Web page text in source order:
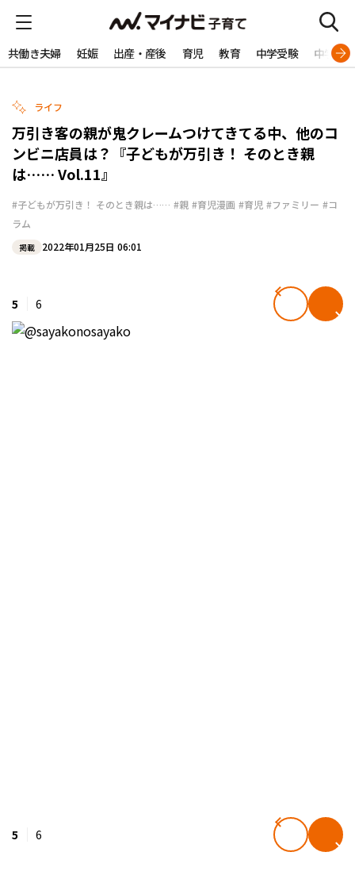
共働き夫婦 妊娠 出産・産後 育児 教育 中学受験 中学生
ライフ
万引き客の親が鬼クレームつけてきてる中、他のコ
ンビニ店員は？『子どもが万引き！ そのとき親
は…… Vol.11』
#子どもが万引き！ そのとき親は…… #親 #育児漫画 #育児 #ファミリー #コ
ラム
掲載 2022年01月25日 06:01
5 6
5 6